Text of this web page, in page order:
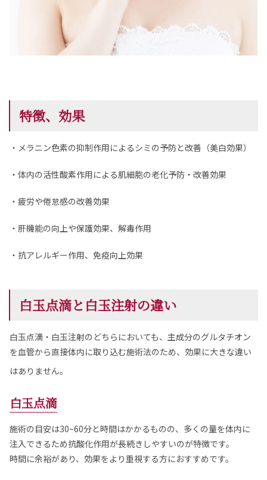
特徴、効果
・メラニン色素の抑制作用によるシミの予防と改善（美白効果）
・体内の活性酸素作用による肌細胞の老化予防・改善効果
・疲労や倦怠感の改善効果
・肝機能の向上や保護効果、解毒作用
・抗アレルギー作用、免疫向上効果
白玉点滴と白玉注射の違い
白玉点滴・白玉注射のどちらにおいても、主成分のグルタチオン
を血管から直接体内に取り込む施術法のため、効果に大きな違い
はありません。
白玉点滴
施術の目安は30~60分と時間はかかるものの、多くの量を体内に
注入できるため抗酸化作用が長続きしやすいのが特徴です。
時間に余裕があり、効果をより重視する方におすすめです。